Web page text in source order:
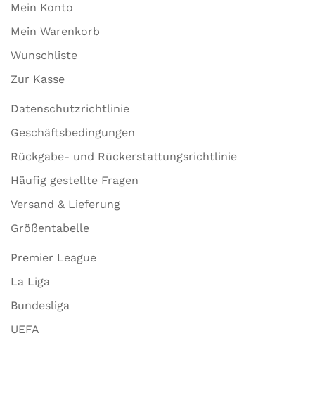
Mein Konto
Mein Warenkorb
Wunschliste
Zur Kasse
Datenschutzrichtlinie
Geschäftsbedingungen
Rückgabe- und Rückerstattungsrichtlinie
Häufig gestellte Fragen
Versand & Lieferung
Größentabelle
Premier League
La Liga
Bundesliga
UEFA